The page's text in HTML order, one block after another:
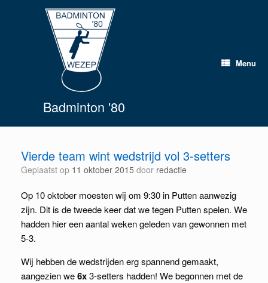
Badminton '80
Menu
Vierde team wint wedstrijd vol 3-setters
Geplaatst op 11 oktober 2015 door redactie
Op 10 oktober moesten wij om 9:30 in Putten aanwezig
zijn. Dit is de tweede keer dat we tegen Putten spelen. We
hadden hier een aantal weken geleden van gewonnen met
5-3.
Wij hebben de wedstrijden erg spannend gemaakt,
aangezien we6x3-setters hadden! We begonnen met de